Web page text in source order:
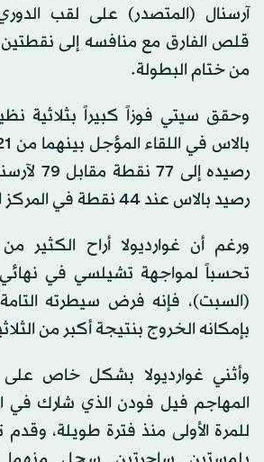
آرسنال (المتصدر) على لقب
قلص الفارق مع منافسه إلى
من ختام البطولة.
وحقق سيتي فوزاً كبيراً بثلاثية
رصيده
رصيد بالاس عند 44 نقطة في المركز الـ15.
ورغم أن غوارديولا أراح الكثير
تحسباً لمواجهة تشيلسي في
(السبت)، فإنه فرض سيطرته
بإمكانه الخروج بنتيجة أكبر من
وأثني غوارديولا بشكل خاص
المهاجم فيل فودن الذي شارك في
للمرة الأولى منذ فترة طويلة،